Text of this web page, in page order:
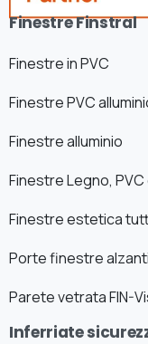
Finestre Finstral
Finestre in PVC
Finestre PVC
Finestre alluminio
Finestre Legno, PVC
Finestre estetica
Porte finestre
Parete vetrata FIN-
Inferriate